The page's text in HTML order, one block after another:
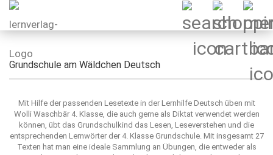
Grundschule am Wäldchen Deutsch
Mit Hilfe der passenden Lesetexte in der Lernhilfe Deutsch üben mit
Wolli Waschbär 4. Klasse, die auch gerne als Diktat verwendet werden
können, übt das Grundschulkind das Lesen, Leseverstehen und die
entsprechenden Lernwörter der 4. Klasse Grundschule. Mit insgesamt 27
Texten hat man eine ideale Sammlung an Übungen, die entweder als